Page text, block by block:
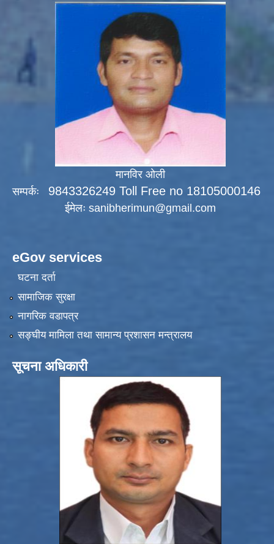
मानविर ओली
सम्पर्कः 9843326249 Toll Free no 18105000146
ईमेलः sanibherimun@gmail.com
eGov services
घटना दर्ता
सामाजिक सुरक्षा
नागरिक वडापत्र
सङ्‍घीय मामिला तथा सामान्य प्रशासन मन्त्रालय
सूचना अधिकारी